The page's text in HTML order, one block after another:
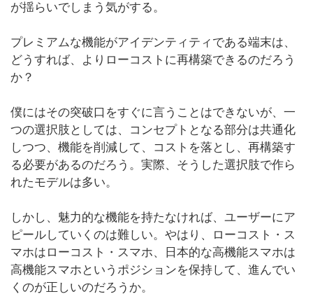
が揺らいでしまう気がする。
プレミアムな機能がアイデンティティである端末は、
どうすれば、よりローコストに再構築できるのだろう
か？
僕にはその突破口をすぐに言うことはできないが、一
つの選択肢としては、コンセプトとなる部分は共通化
しつつ、機能を削減して、コストを落とし、再構築す
る必要があるのだろう。実際、そうした選択肢で作ら
れたモデルは多い。
しかし、魅力的な機能を持たなければ、ユーザーにア
ピールしていくのは難しい。やはり、ローコスト・ス
マホはローコスト・スマホ、日本的な高機能スマホは
高機能スマホというポジションを保持して、進んでい
くのが正しいのだろうか。